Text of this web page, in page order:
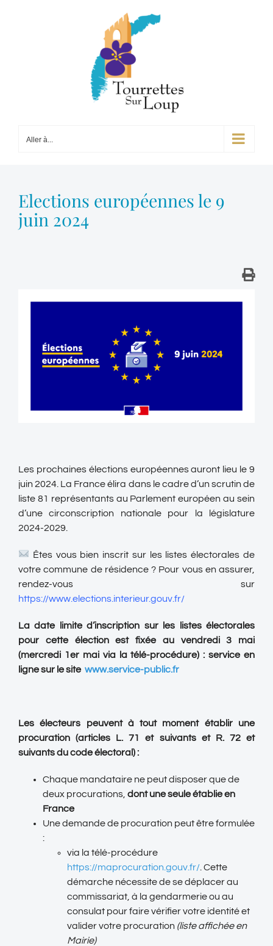
Aller à...
Elections européennes le 9
juin 2024
Les prochaines élections européennes auront lieu le 9
juin 2024. La France élira dans le cadre d’un scrutin de
liste 81 représentants au Parlement européen au sein
d’une circonscription nationale pour la législature
2024-2029.
Êtes vous bien inscrit sur les listes électorales de
votre commune de résidence ? Pour vous en assurer,
rendez-vous sur
https://www.elections.interieur.gouv.fr/
La date limite d’inscription sur les listes électorales
pour cette élection est fixée au vendredi 3 mai
(mercredi 1er mai via la télé-procédure) : service en
ligne sur le site www.service-public.fr
Les électeurs peuvent à tout moment établir une
procuration (articles L. 71 et suivants et R. 72 et
suivants du code électoral) :
Chaque mandataire ne peut disposer que de
deux procurations, dont une seule établie en
France
Une demande de procuration peut être formulée
:
via la télé-procédure
https://maprocuration.gouv.fr/ . Cette
démarche nécessite de se déplacer au
commissariat, à la gendarmerie ou au
consulat pour faire vérifier votre identité et
valider votre procuration (liste affichée en
Mairie)